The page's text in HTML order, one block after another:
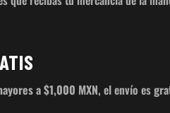
a $1,000 MXN, el envío es